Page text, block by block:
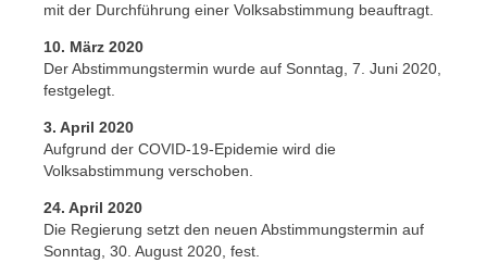
mit der Durchführung einer Volksabstimmung beauftragt.
10. März 2020
Der Abstimmungstermin wurde auf Sonntag, 7. Juni 2020,
festgelegt.
3. April 2020
Aufgrund der COVID-19-Epidemie wird die
Volksabstimmung verschoben.
24. April 2020
Die Regierung setzt den neuen Abstimmungstermin auf
Sonntag, 30. August 2020, fest.